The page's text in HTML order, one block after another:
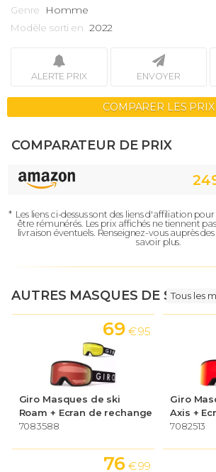
Genre Homme
Modèle sorti en 2022
ALERTE PRIX ENVOYER
COMPARER LES PRIX
COMPARATEUR DE PRIX
* Les liens ci-dessus sont des liens d'affiliation
être rémunérés. Les prix affichés ne tiennent
livraison éventuels. Renseignez-vous auprès
savoir plus.
AUTRES MASQUES DE SKITous les
Giro Masques de ski
Roam + Ecran de rechange
7083588
69 € 95
Giro
Axis +
7082513
76 € 99